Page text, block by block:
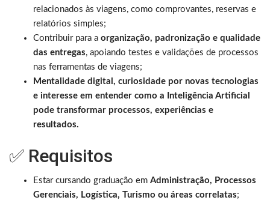
relacionados às viagens, como comprovantes, reservas e
relatórios simples;
Contribuir para a organização, padronização e qualidade
das entregas, apoiando testes e validações de processos
nas ferramentas de viagens;
Mentalidade digital, curiosidade por novas tecnologias
e interesse em entender como a Inteligência Artificial
pode transformar processos, experiências e
resultados.
✅ Requisitos
Estar cursando graduação em Administração, Processos
Gerenciais, Logística, Turismo ou áreas correlatas;